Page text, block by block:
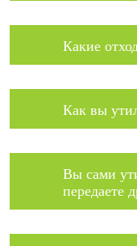
Какие
Как вы
Вы сами
передаете